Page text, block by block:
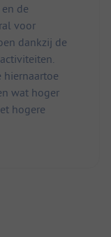
de
voor
dankzij de
hiernaartoe
wat hoger
hogere